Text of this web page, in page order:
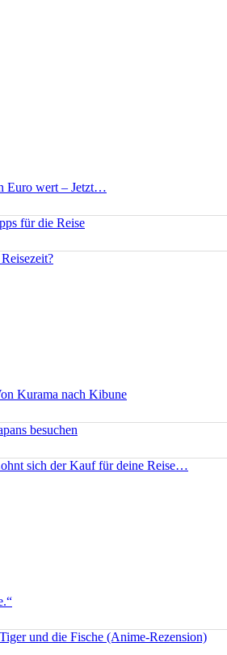
Euro wert – Jetzt…
für die Reise
Kurama nach Kibune
besuchen
sich der Kauf für deine Reise…
und die Fische (Anime-Rezension)